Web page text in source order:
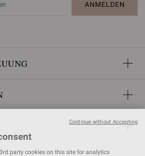
ANMELDEN
party cookies on this site for analytics
Continue without Accepting